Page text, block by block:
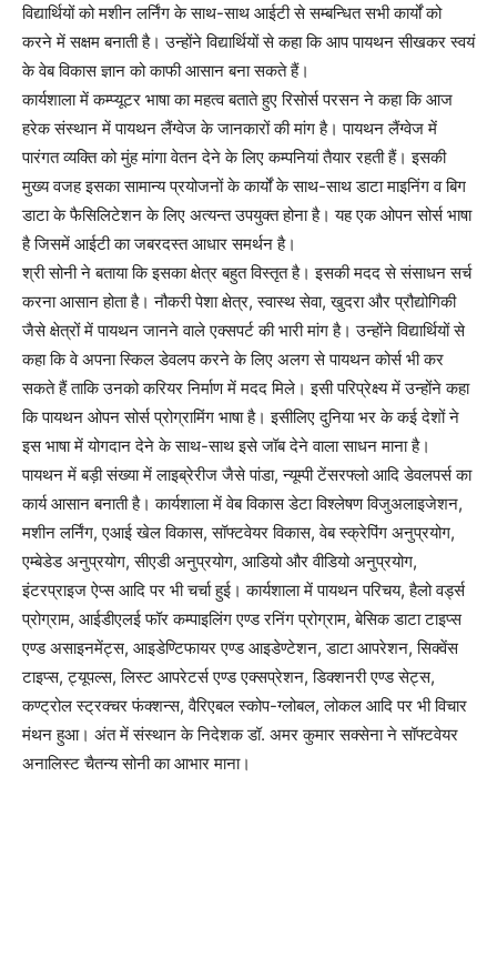
विद्यार्थियों को मशीन लर्निंग के साथ-साथ आईटी से सम्बन्धित सभी कार्यों को
करने में सक्षम बनाती है। उन्होंने विद्यार्थियों से कहा कि आप पायथन सीखकर स्वयं
के वेब विकास ज्ञान को काफी आसान बना सकते हैं।
कार्यशाला में कम्प्यूटर भाषा का महत्व बताते हुए रिसोर्स परसन ने कहा कि आज
हरेक संस्थान में पायथन लैंग्वेज के जानकारों की मांग है। पायथन लैंग्वेज में
पारंगत व्यक्ति को मुंह मांगा वेतन देने के लिए कम्पनियां तैयार रहती हैं। इसकी
मुख्य वजह इसका सामान्य प्रयोजनों के कार्यों के साथ-साथ डाटा माइनिंग व बिग
डाटा के फैसिलिटेशन के लिए अत्यन्त उपयुक्त होना है। यह एक ओपन सोर्स भाषा
है जिसमें आईटी का जबरदस्त आधार समर्थन है।
श्री सोनी ने बताया कि इसका क्षेत्र बहुत विस्तृत है। इसकी मदद से संसाधन सर्च
करना आसान होता है। नौकरी पेशा क्षेत्र, स्वास्थ सेवा, खुदरा और प्रौद्योगिकी
जैसे क्षेत्रों में पायथन जानने वाले एक्सपर्ट की भारी मांग है। उन्होंने विद्यार्थियों से
कहा कि वे अपना स्किल डेवलप करने के लिए अलग से पायथन कोर्स भी कर
सकते हैं ताकि उनको करियर निर्माण में मदद मिले। इसी परिप्रेक्ष्य में उन्होंने कहा
कि पायथन ओपन सोर्स प्रोग्रामिंग भाषा है। इसीलिए दुनिया भर के कई देशों ने
इस भाषा में योगदान देने के साथ-साथ इसे जॉब देने वाला साधन माना है।
पायथन में बड़ी संख्या में लाइब्रेरीज जैसे पांडा, न्यूम्पी टेंसरफ्लो आदि डेवलपर्स का
कार्य आसान बनाती है। कार्यशाला में वेब विकास डेटा विश्लेषण विजुअलाइजेशन,
मशीन लर्निंग, एआई खेल विकास, सॉफ्टवेयर विकास, वेब स्क्रेपिंग अनुप्रयोग,
एम्बेडेड अनुप्रयोग, सीएडी अनुप्रयोग, आडियो और वीडियो अनुप्रयोग,
इंटरप्राइज ऐप्स आदि पर भी चर्चा हुई। कार्यशाला में पायथन परिचय, हैलो वर्ड्स
प्रोग्राम, आईडीएलई फॉर कम्पाइलिंग एण्ड रनिंग प्रोग्राम, बेसिक डाटा टाइप्स
एण्ड असाइनमेंट्स, आइडेण्टिफायर एण्ड आइडेण्टेशन, डाटा आपरेशन, सिक्वेंस
टाइप्स, ट्यूपल्स, लिस्ट आपरेटर्स एण्ड एक्सप्रेशन, डिक्शनरी एण्ड सेट्स,
कण्ट्रोल स्ट्रक्चर फंक्शन्स, वैरिएबल स्कोप-ग्लोबल, लोकल आदि पर भी विचार
मंथन हुआ। अंत में संस्थान के निदेशक डॉ. अमर कुमार सक्सेना ने सॉफ्टवेयर
अनालिस्ट चैतन्य सोनी का आभार माना।